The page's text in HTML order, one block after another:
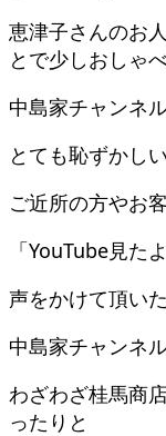
恵津子さんのお
とで少しおしゃ
中島家チャンネ
とても恥ずかし
ご近所の方やお
「YouTube見た
声をかけて頂いた
中島家チャンネ
わざわざ桂馬商
ったりと